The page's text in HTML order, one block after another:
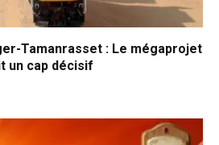
Tamanrasset : Le mégaprojet
un cap décisif